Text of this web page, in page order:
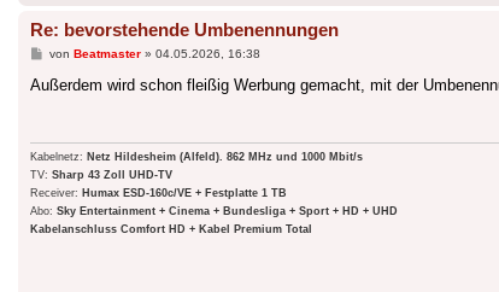
Re: bevorstehende Umbenennungen
Beitrag
von Beatmaster» 04.05.2026, 16:38
Außerdem wird schon fleißig Werbung gemacht, mit der
Kabelnetz: Netz Hildesheim (Alfeld). 862 MHz und 1000 Mbit/s
TV: Sharp 43 Zoll UHD-TV
Receiver: Humax ESD-160c/VE + Festplatte 1 TB
Abo: Sky Entertainment + Cinema + Bundesliga + Sport + HD + UHD
Kabelanschluss Comfort HD + Kabel Premium Total